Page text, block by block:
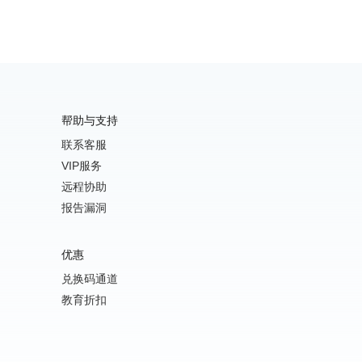
帮助与支持
联系客服
VIP服务
远程协助
报告漏洞
优惠
兑换码通道
教育折扣